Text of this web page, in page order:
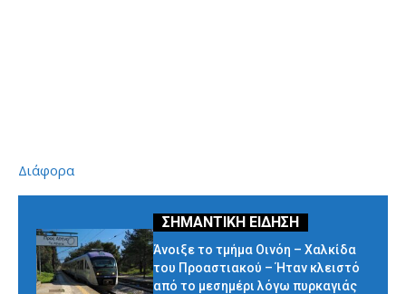
Διάφορα
Άνοιξε το τμήμα Οινόη – Χαλκίδα
του Προαστιακού – Ήταν κλειστό
από το μεσημέρι λόγω πυρκαγιάς